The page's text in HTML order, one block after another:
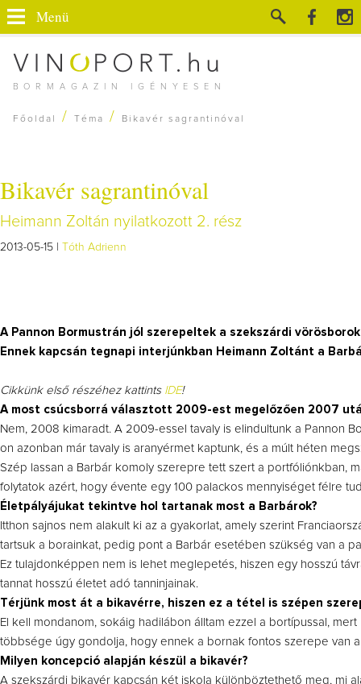
BORMAGAZIN IGÉNYESEN
Menü
Főoldal / Téma / Bikavér sagrantinóval
Bikavér sagrantinóval
Heimann Zoltán nyilatkozott 2. rész
2013-05-15 | Tóth Adrienn
A Pannon Bormustrán jól szerepeltek a szekszárdi
Ennek kapcsán tegnapi interjúnkban Heimann Zoltánt a
Cikkünk első részéhez kattints IDE!
A most csúcsborrá választott 2009-est megelőzően 2007
Nem, 2008 kimaradt. A 2009-essel tavaly is elindultunk a Pannon
on azonban már tavaly is aranyérmet kaptunk, és a múlt héten
Szép lassan a Barbár komoly szerepre tett szert a portfóliónkban,
folytatok azért, hogy évente egy 100 palackos mennyiséget félre
Életpályájukat tekintve hol tartanak most a Barbárok?
Itthon sajnos nem alakult ki az a gyakorlat, amely szerint
tartsuk a borainkat, pedig pont a Barbár esetében szükség van a
Ez tulajdonképpen nem is lehet meglepetés, hiszen egy hosszú
tannat hosszú életet adó tanninjainak.
Térjünk most át a bikavérre, hiszen ez a tétel is szépen
El kell mondanom, sokáig hadilábon álltam ezzel a bortípussal,
többsége úgy gondolja, hogy ennek a bornak fontos szerepe van
Milyen koncepció alapján készül a bikavér?
A szekszárdi bikavér kapcsán két iskola különböztethető meg, mi